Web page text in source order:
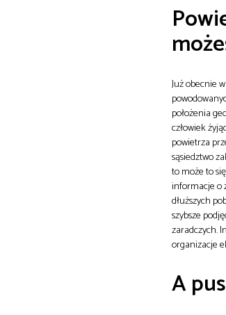
Już obecnie
położenia
człowiek
powietrza
sąsiedztwo
to może to
informacje o
dłuższych
szybsze
zaradczych.
organizacje
A